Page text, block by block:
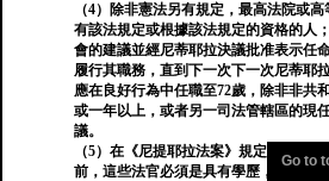
（4）除非憲法另有規定，最高法院或
有該法規定或根據該法規定的資格的人
會的建議並經尼蒂耶拉決議批准表示任
履行其職務，直到下一次下一次尼蒂耶
應在良好行為中任職至72歲，除非非共
或一年以上，或者另一司法管轄區的現
議。
（5）在《尼提耶拉法案》規定最高法院
前，這些法官必須是具有學歷，經驗和
Go to